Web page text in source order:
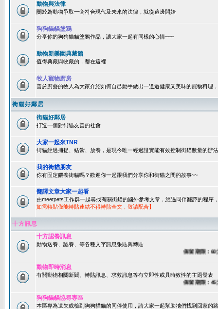
動物與法律
關於為動物爭取一套符合現代及未來的法律，就從這邊開始
狗狗貓貓塗鴉
分享你的狗狗貓貓塗鴉作品，讓大家一起有同樣的心情~~~
動物新樂園典藏館
值得典藏與收藏的，都在這裡
牧人寵物廚房
善於廚藝的牧人為大家介紹如何自己動手做出一道道健康又美味的寵物料理
街貓好鄰居
街貓好鄰居
打造一個對街貓友善的社會
大家一起來TNR
街貓經過捕捉、結紮、放養，是現今唯一經過證實能有效控制街貓數量的辦
我的街貓朋友
你有固定餵養街貓嗎？歡迎你一起跟我們分享你和街貓之間的故事~~
翻譯文章大家一起看
由meetpets工作群一起尋找有關街貓的國外參考文章，經過同伴翻譯的程序
如需轉貼僅能轉貼連結不得轉貼全文，敬請配合】
十方訊息
十方認養訊息
動物送養、認養、等各種文字訊息張貼與轉貼
保留期限：60天後
動物即時消息
有關動物相關新聞、轉貼訊息、求救訊息等有立即性或具時效性的主題發表
保留期限：45天後
狗狗貓貓協尋專區
本區專為遺失或檢到狗狗貓貓的同伴使用，請大家一起幫助牠們找到回家的